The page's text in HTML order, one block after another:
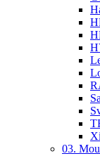
03.